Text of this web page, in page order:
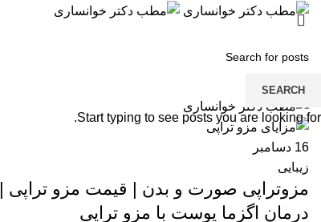
منو
16 دسامبر
زیبایی
مزوتراپی صورت و بدن | قیمت مزو تراپی |
درمان اگزما پوست با مزو تراپی
SEARCH
Start typing to see posts you are looking for.